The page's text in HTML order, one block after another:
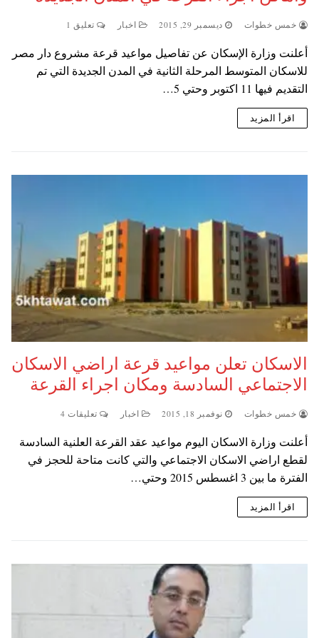
خمس خطوات ديسمبر 29, 2015 اخبار تعليق 1
أعلنت وزارة الإسكان عن تفاصيل مواعيد قرعة مشروع دار مصر
للاسكان المتوسط المرحلة الثانية في المدن الجديدة التي تم
التقديم فيها 11 اكتوبر وحتي 5…
اقرأ المزيد
الاسكان تعلن مواعيد قرعة اراضي الاسكان
الاجتماعي السادسة ومكان اجراء القرعة
خمس خطوات نوفمبر 18, 2015 اخبار تعليقات 4
أعلنت وزارة الاسكان اليوم مواعيد عقد القرعة العلنية السادسة
لقطع اراضي الاسكان الاجتماعي والتي كانت متاحة للحجز في
الفترة ما بين 3 اغسطس 2015 وحتي…
اقرأ المزيد